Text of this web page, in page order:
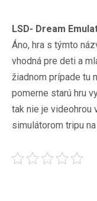
LSD- Dream
Áno, hra s týmto
vhodná pre deti a
žiadnom prípade tu
pomerne starú hru
tak nie je videohrou
simulátorom tripu na